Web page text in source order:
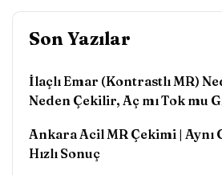
Son Yazılar
İlaçlı Emar (Kontrastlı MR)
Neden Çekilir, Aç mı Tok mu
Ankara Acil MR Çekimi | Aynı
Hızlı Sonuç